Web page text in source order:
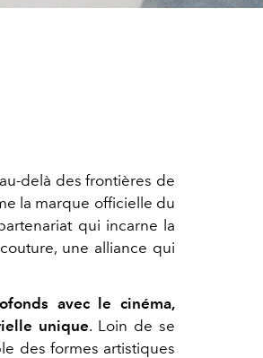
delà des frontières de
la marque officielle du
qui incarne la
une alliance qui
avec le cinéma,
unique. Loin de se
des formes artistiques